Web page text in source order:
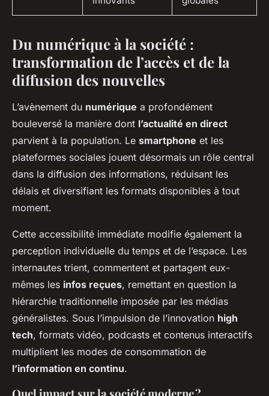
Du numérique à la société :
transformation de l’accès et de la
diffusion des nouvelles
L’avènement du numérique a profondément
bouleversé la manière dont l’actualité en direct
parvient à la population. Le smartphone et les
plateformes sociales jouent désormais un rôle central
dans la diffusion des informations, réduisant les
délais et diversifiant les formats disponibles à tout
moment.
Cette accessibilité immédiate modifie également la
perception individuelle du temps et de l’espace. Les
internautes trient, commentent et partagent eux-
mêmes les infos reçues, remettant en question la
hiérarchie traditionnelle imposée par les médias
généralistes. Sous l’impulsion de l’innovation high
tech, formats vidéo, podcasts et contenus interactifs
multiplient les modes de consommation de
l’information en continu.